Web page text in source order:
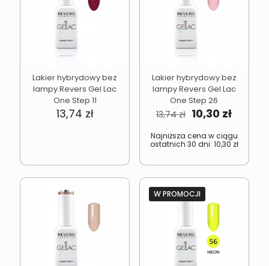
Lakier hybrydowy bez
lampy Revers Gel Lac
One Step 11
13,74 zł
Lakier hybrydowy bez
lampy Revers Gel Lac
One Step 26
13,74zł Pierwotna
wynosiła:
13,74 zł.
10,30 zł
10,30
Najniższa cena w ciągu
ostatnich 30 dni: 10,30 zł
W PROMOCJI